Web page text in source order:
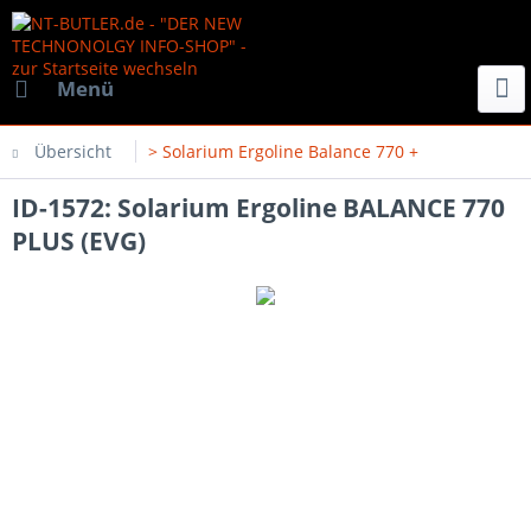
Menü
Übersicht > Solarium Ergoline Balance 770 +
ID-1572: Solarium Ergoline BALANCE 770
PLUS (EVG)